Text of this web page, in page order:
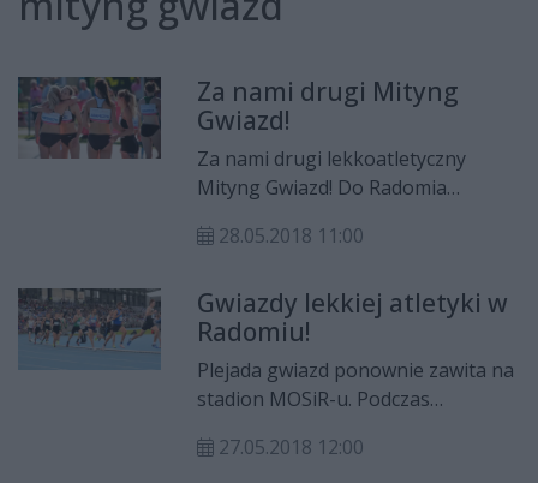
Za nami drugi Mityng
Gwiazd!
Za nami drugi lekkoatletyczny
Mityng Gwiazd! Do Radomia
królowej sportów, a świetne wyniki
miasta.
28.05.2018 11:00
Gwiazdy lekkiej atletyki w
Radomiu!
Plejada gwiazd ponownie zawita na
stadion MOSiR-u. Podczas
Gwiazd, który odbędzie się w
27.05.2018 12:00